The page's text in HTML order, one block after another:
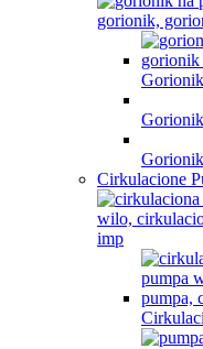
Cirkulacione